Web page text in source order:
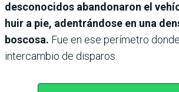
desconocidos abandonaron el
huir a pie, adentrándose en una
boscosa. Fue en ese perímetro
intercambio de disparos.